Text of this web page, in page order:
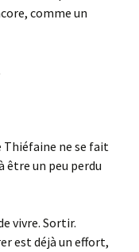
comme un
Thiéfaine ne se fait
être un peu perdu
vivre. Sortir.
est déjà un effort,